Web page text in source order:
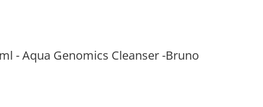
- Aqua Genomics Cleanser -Bruno